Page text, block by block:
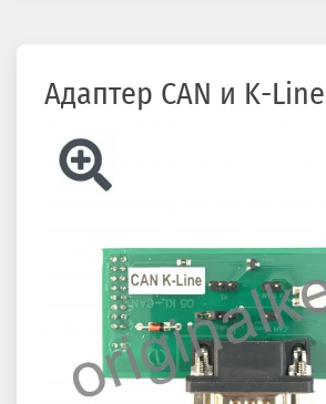
Адаптер CAN и K-Line